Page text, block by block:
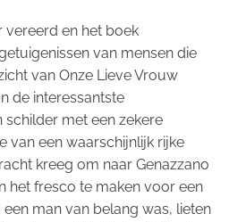
vereerd en het boek
van mensen die
van Onze Lieve Vrouw
de interessantste
schilder met een zekere
van een waarschijnlijk rijke
kreeg om naar Genazzano
het fresco te maken voor een
een man van belang was, lieten